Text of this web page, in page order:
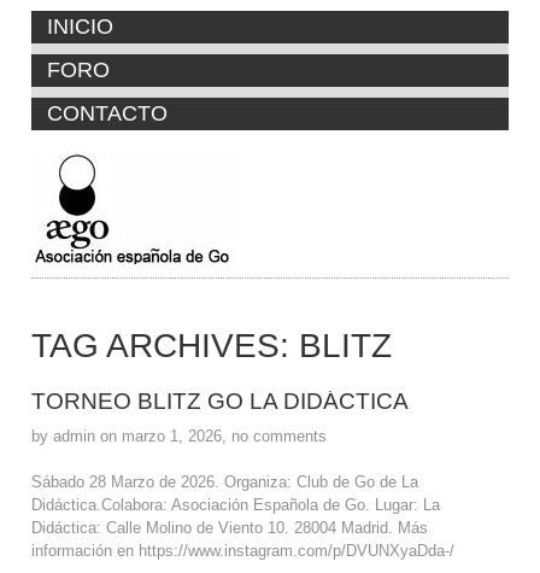
INICIO
FORO
CONTACTO
TAG ARCHIVES: BLITZ
TORNEO BLITZ GO LA DIDÁCTICA
by admin on marzo 1, 2026, no comments
Sábado 28 Marzo de 2026. Organiza: Club de Go de La
Didáctica.Colabora: Asociación Española de Go. Lugar: La
Didáctica: Calle Molino de Viento 10. 28004 Madrid. Más
información en https://www.instagram.com/p/DVUNXyaDda-/